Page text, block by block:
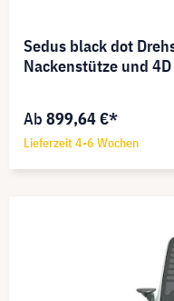
Sedus black dot
Nackenstütze und
Ab 899,64 €*
Lieferzeit 4-6 Wochen